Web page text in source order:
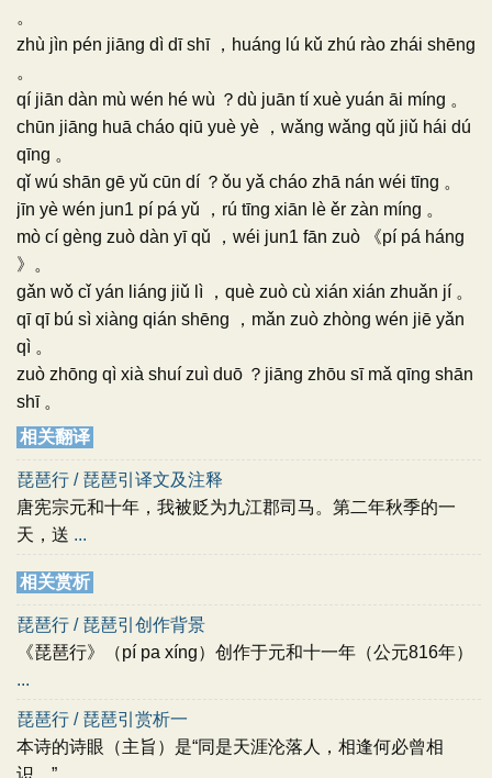
。
zhù jìn pén jiāng dì dī shī ，huáng lú kǔ zhú rào zhái shēng
。
qí jiān dàn mù wén hé wù ？dù juān tí xuè yuán āi míng 。
chūn jiāng huā cháo qiū yuè yè ，wǎng wǎng qǔ jiǔ hái dú
qīng 。
qǐ wú shān gē yǔ cūn dí ？ǒu yǎ cháo zhā nán wéi tīng 。
jīn yè wén jun1 pí pá yǔ ，rú tīng xiān lè ěr zàn míng 。
mò cí gèng zuò dàn yī qǔ ，wéi jun1 fān zuò 《pí pá háng
》。
gǎn wǒ cǐ yán liáng jiǔ lì ，què zuò cù xián xián zhuǎn jí 。
qī qī bú sì xiàng qián shēng ，mǎn zuò zhòng wén jiē yǎn
qì 。
zuò zhōng qì xià shuí zuì duō ？jiāng zhōu sī mǎ qīng shān
shī 。
相关翻译
琵琶行 / 琵琶引译文及注释
唐宪宗元和十年，我被贬为九江郡司马。第二年秋季的一
天，送 ...
相关赏析
琵琶行 / 琵琶引创作背景
《琵琶行》（pí pa xíng）创作于元和十一年（公元816年）
...
琵琶行 / 琵琶引赏析一
本诗的诗眼（主旨）是“同是天涯沦落人，相逢何必曾相
识。”